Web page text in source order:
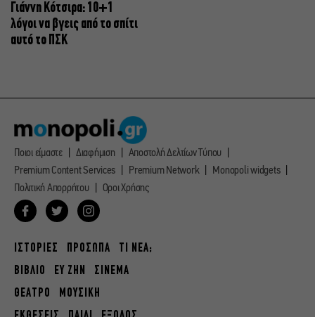
Γιάννη Κότσιρα: 10+1
λόγοι να βγεις από το σπίτι
αυτό το ΠΣΚ
Ποιοι είμαστε Διαφήμιση
Αποστολή Δελτίων Τύπου
Premium Content Services
Premium Network
Monopoli widgets
Πολιτική Απορρήτου
Οροι Χρήσης
ΙΣΤΟΡΙΕΣ ΠΡΟΣΩΠΑ
ΤΙ ΝΕΑ;
ΒΙΒΛΙΟ
ΕΥ ΖΗΝ
ΣΙΝΕΜΑ
ΘΕΑΤΡΟ
ΜΟΥΣΙΚΗ